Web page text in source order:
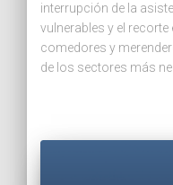
interrupción de la
vulnerables y el recorte
comedores y
de los sectores más